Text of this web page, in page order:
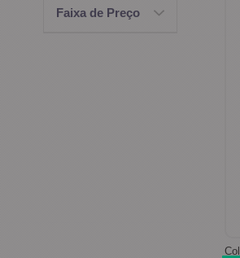
Faixa de Preço